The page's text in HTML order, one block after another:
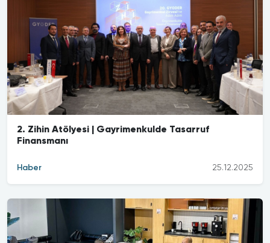
2. Zihin Atölyesi | Gayrimenkulde Tasarruf
Finansmanı
Haber 25.12.2025